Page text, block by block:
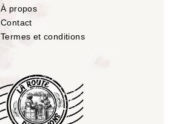
À propos
Contact
Termes et conditions